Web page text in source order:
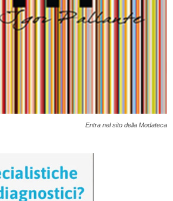
Entra nel sito della Modateca